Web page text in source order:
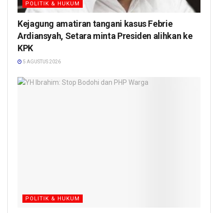
POLITIK & HUKUM
Kejagung amatiran tangani kasus Febrie
Ardiansyah, Setara minta Presiden alihkan ke
KPK
5 AGUSTUS 2026
POLITIK & HUKUM